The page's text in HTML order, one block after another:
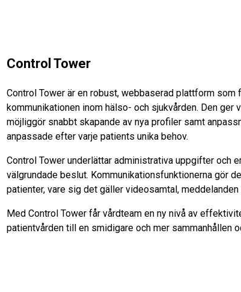
Control Tower
Control Tower är en robust, webbaserad plattform
kommunikationen inom hälso- och sjukvården. Den
möjliggör snabbt skapande av nya profiler samt
anpassade efter varje patients unika behov.
Control Tower underlättar administrativa uppgifter och
välgrundade beslut. Kommunikationsfunktionerna gör
patienter, vare sig det gäller videosamtal,
Med Control Tower får vårdteam en ny nivå av
patientvården till en smidigare och mer sammanhållen